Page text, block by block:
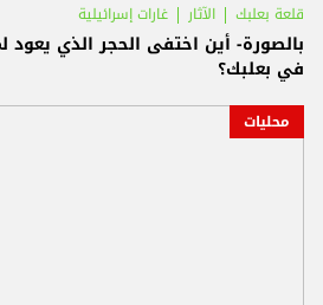
قلعة بعلبك الآثار غارات إسرائيلية
بالصورة- أين اختفى الحجر الذي يعود
في بعلبك؟
محليات